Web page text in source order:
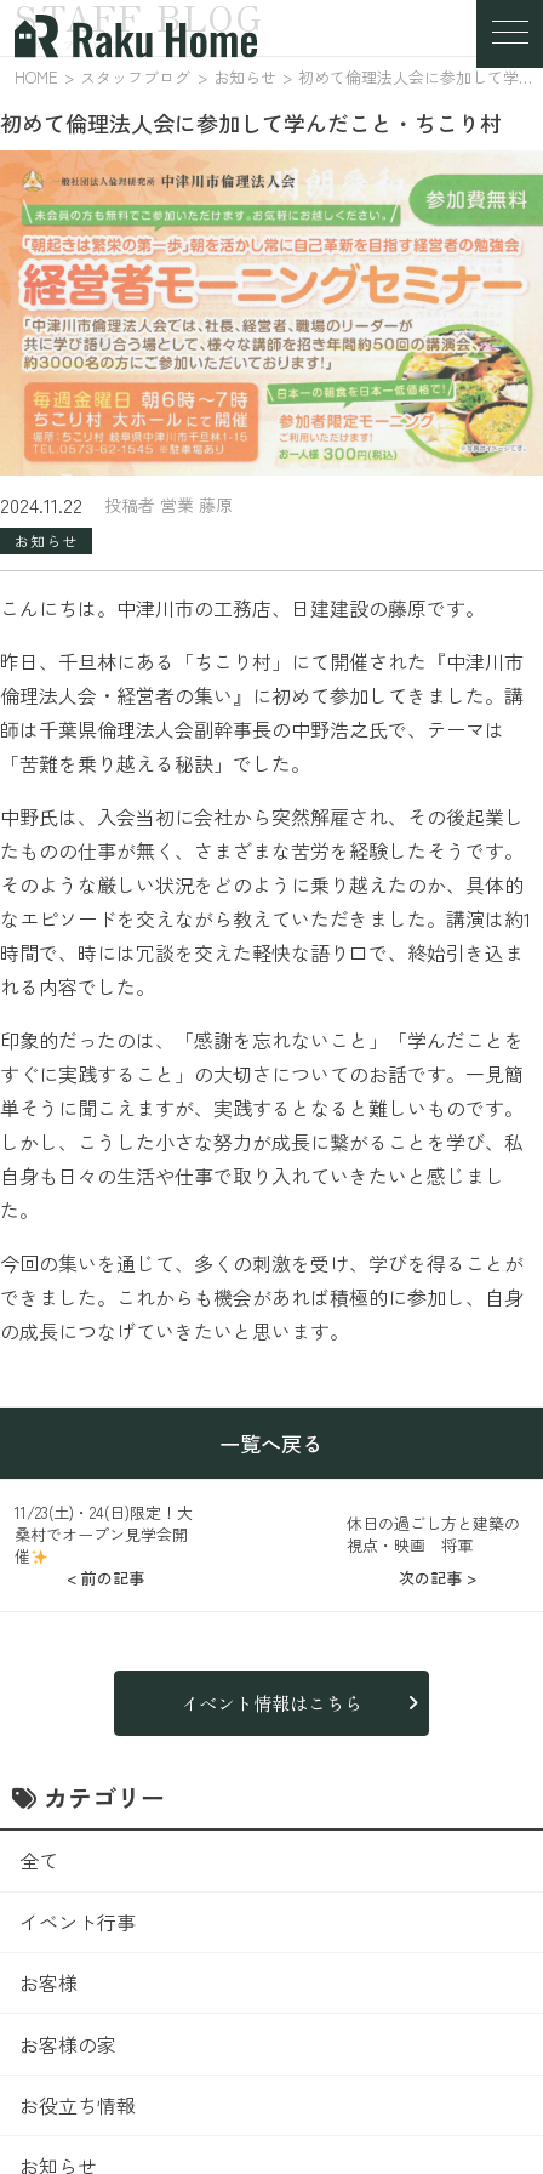
スタッフブログ
STAFF BLOG
HOME スタッフブログ お知らせ 初めて倫理法人会に参加して学んだこと・ちこり村
初めて倫理法人会に参加して学んだこと・ちこり村
2024.11.22 投稿者 営業 藤原
お知らせ
こんにちは。中津川市の工務店、日建建設の藤原です。
昨日、千旦林にある「ちこり村」にて開催された『中津川市
倫理法人会・経営者の集い』に初めて参加してきました。講
師は千葉県倫理法人会副幹事長の中野浩之氏で、テーマは
「苦難を乗り越える秘訣」でした。
中野氏は、入会当初に会社から突然解雇され、その後起業し
たものの仕事が無く、さまざまな苦労を経験したそうです。
そのような厳しい状況をどのように乗り越えたのか、具体的
なエピソードを交えながら教えていただきました。講演は約1
時間で、時には冗談を交えた軽快な語り口で、終始引き込ま
れる内容でした。
印象的だったのは、「感謝を忘れないこと」「学んだことを
すぐに実践すること」の大切さについてのお話です。一見簡
単そうに聞こえますが、実践するとなると難しいものです。
しかし、こうした小さな努力が成長に繋がることを学び、私
自身も日々の生活や仕事で取り入れていきたいと感じまし
た。
今回の集いを通じて、多くの刺激を受け、学びを得ることが
できました。これからも機会があれば積極的に参加し、自身
の成長につなげていきたいと思います。
< 前の記事
11/23(土)・24(日)限定！大
桑村でオープン見学会開
催
一覧へ戻る
休日の過ごし方と建築の
視点・映画 将軍
次の記事 >
イベント情報はこちら
カテゴリー
全て
イベント行事
お客様
お客様の家
お役立ち情報
お知らせ